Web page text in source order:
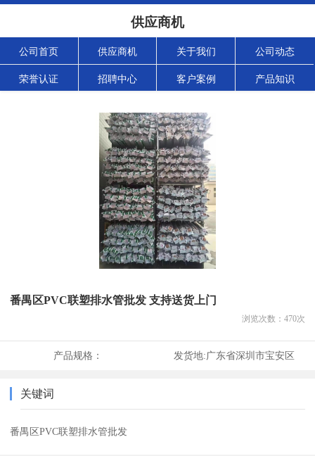
供应商机
公司首页 供应商机 关于我们 公司动态
荣誉认证 招聘中心 客户案例 产品知识
番禺区PVC联塑排水管批发 支持送货上门
浏览次数： 470次
产品规格： 发货地:广东省深圳市宝安区
关键词
番禺区PVC联塑排水管批发